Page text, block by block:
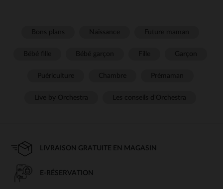
LIVRAISON GRATUITE EN MAGASIN
E-RÉSERVATION